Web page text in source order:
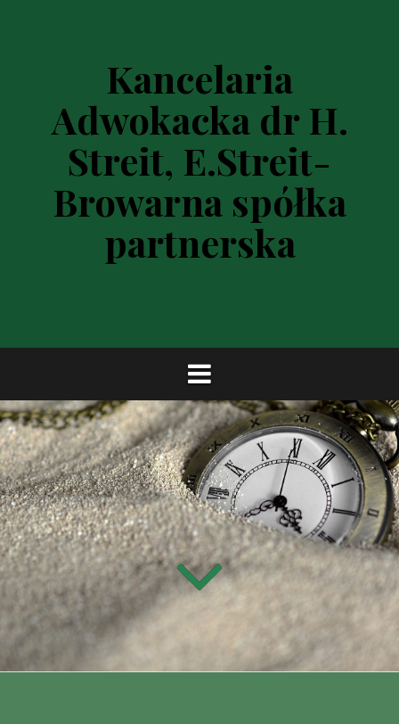
i
Kancelaria
Adwokacka dr H.
Streit, E.Streit-
Browarna spółka
partnerska